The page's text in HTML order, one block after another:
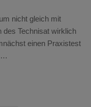
nicht gleich mit
des Technisat wirklich
einen Praxistest
…